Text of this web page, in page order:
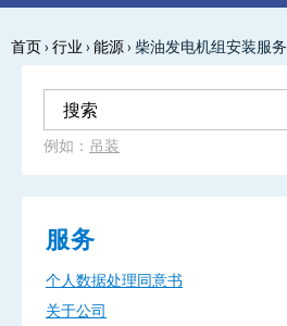
首页› 行业 › 能源› 柴油发电机组安装服务
例如： 吊装
服务
个人数据处理同意书
关于公司